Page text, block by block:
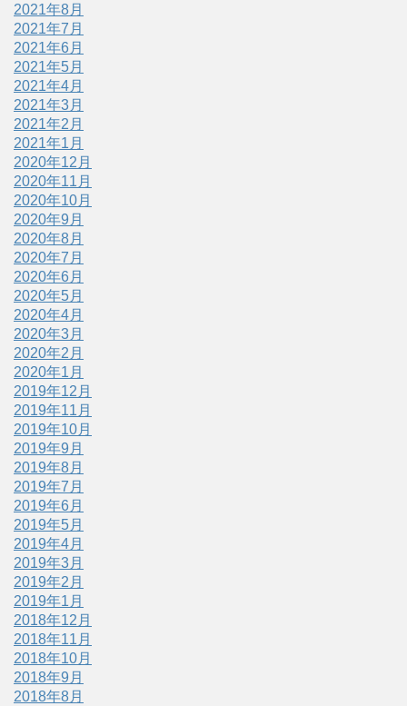
2021年8月
2021年7月
2021年6月
2021年5月
2021年4月
2021年3月
2021年2月
2021年1月
2020年12月
2020年11月
2020年10月
2020年9月
2020年8月
2020年7月
2020年6月
2020年5月
2020年4月
2020年3月
2020年2月
2020年1月
2019年12月
2019年11月
2019年10月
2019年9月
2019年8月
2019年7月
2019年6月
2019年5月
2019年4月
2019年3月
2019年2月
2019年1月
2018年12月
2018年11月
2018年10月
2018年9月
2018年8月